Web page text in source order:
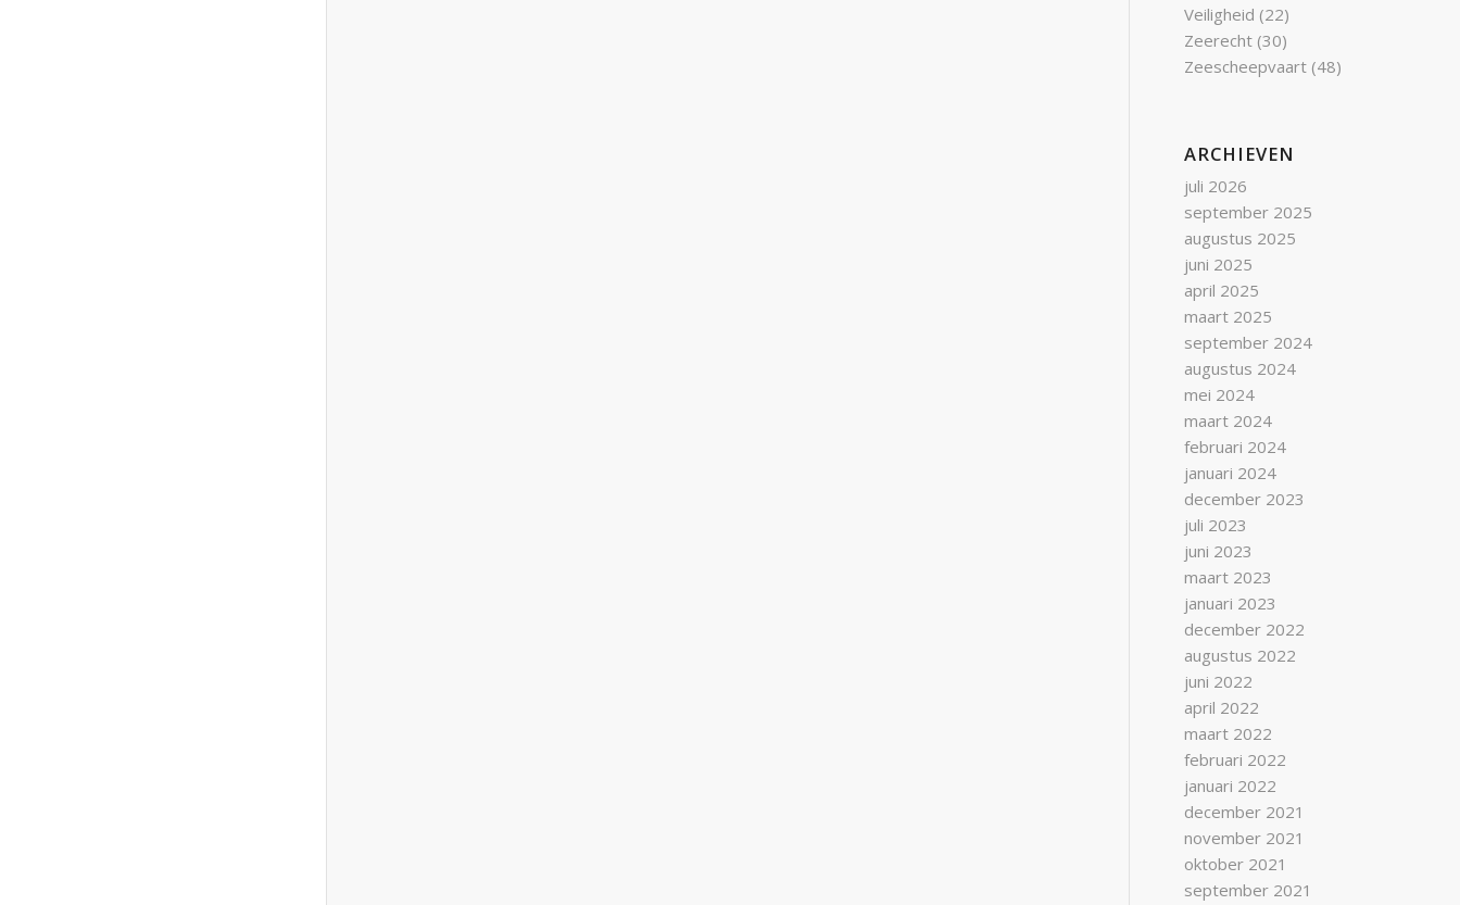
Veiligheid (22)
Zeerecht (30)
Zeescheepvaart (48)
ARCHIEVEN
juli 2026
september 2025
augustus 2025
juni 2025
april 2025
maart 2025
september 2024
augustus 2024
mei 2024
maart 2024
februari 2024
januari 2024
december 2023
juli 2023
juni 2023
maart 2023
januari 2023
december 2022
augustus 2022
juni 2022
april 2022
maart 2022
februari 2022
januari 2022
december 2021
november 2021
oktober 2021
september 2021